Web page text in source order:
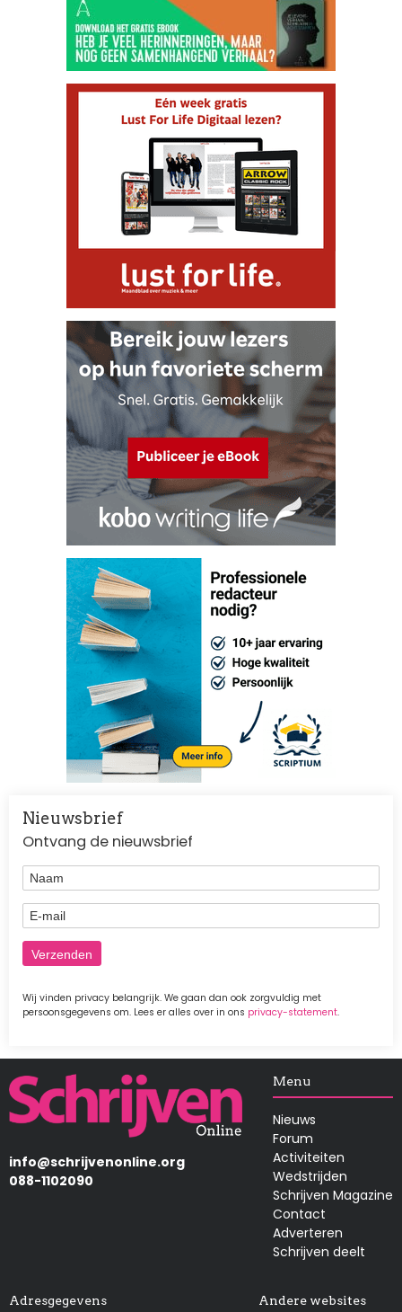
Nieuwsbrief
Ontvang de nieuwsbrief
Naam
E-mail
Wij vinden privacy belangrijk. We gaan dan ook zorgvuldig met
persoonsgegevens om. Lees er alles over in ons privacy-statement.
Afbeelding
info@schrijvenonline.org
088-1102090
Menu
Nieuws
Forum
Activiteiten
Wedstrijden
Schrijven Magazine
Contact
Adverteren
Schrijven deelt
Adresgegevens Andere websites